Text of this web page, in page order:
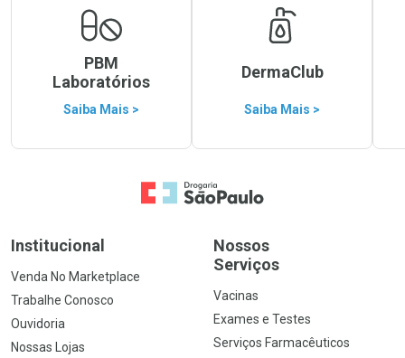
PBM
Laboratórios
Saiba Mais >
DermaClub
Saiba Mais >
Ir para a Home
Institucional
Venda No Marketplace
Trabalhe Conosco
Ouvidoria
Nossas Lojas
Nossos
Serviços
Vacinas
Exames e Testes
Serviços Farmacêuticos